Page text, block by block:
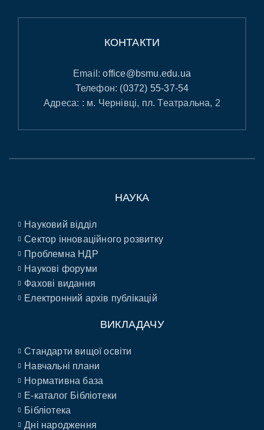
КОНТАКТИ
Email:office@bsmu.edu.ua
Телефон: (0372) 55-37-54
Адреса: : м. Чернівці, пл. Театральна, 2
НАУКА
Науковий відділ
Сектор інноваційного розвитку
Проблемна НДР
Наукові форуми
Фахові видання
Електронний архів публікацій
ВИКЛАДАЧУ
Стандарти вищої освіти
Навчальні плани
Нормативна база
E-каталог Бібліотеки
Бібліотека
Дні народження